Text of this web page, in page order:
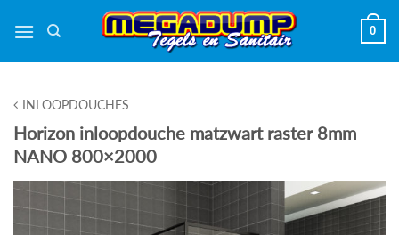
naar
0
INLOOPDOUCHES
Horizon inloopdouche matzwart raster 8mm
NANO 800×2000